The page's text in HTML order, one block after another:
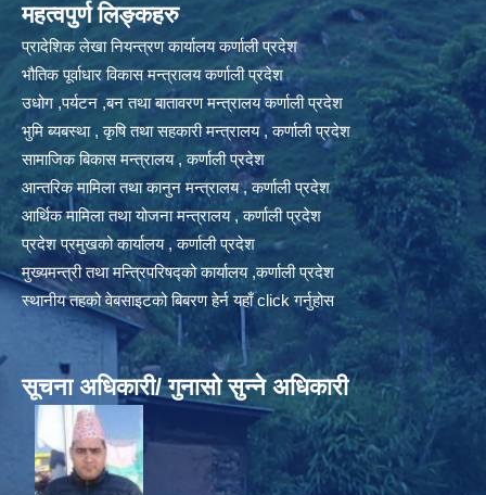
महत्वपुर्ण लिङ्कहरु
प्रादेशिक लेखा नियन्त्रण कार्यालय कर्णाली प्रदेश
भौतिक पूर्वाधार विकास मन्त्रालय कर्णाली प्रदेश
उधोग ,पर्यटन ,बन तथा बातावरण मन्त्रालय कर्णाली प्रदेश
भुमि ब्यबस्था , कृषि तथा सहकारी मन्त्रालय , कर्णाली प्रदेश
सामाजिक बिकास मन्त्रालय , कर्णाली प्रदेश
आन्तरिक मामिला तथा कानुन मन्त्रालय , कर्णाली प्रदेश
आर्थिक मामिला तथा योजना मन्त्रालय , कर्णाली प्रदेश
प्रदेश प्रमुखको कार्यालय , कर्णाली प्रदेश
मुख्यमन्त्री तथा मन्त्रिपरिषद्को कार्यालय ,कर्णाली प्रदेश
स्थानीय तहको वेबसाइटको बिबरण हेर्न यहाँ click गर्नुहोस
सूचना अधिकारी/ गुनासो सुन्ने अधिकारी